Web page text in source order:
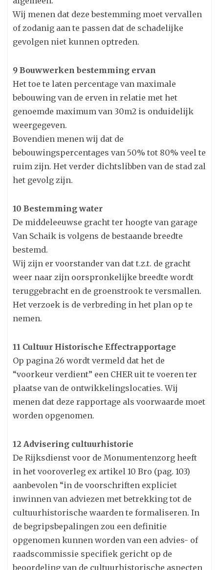
Wij menen dat deze bestemming moet vervallen
of zodanig aan te passen dat de schadelijke
gevolgen niet kunnen optreden.
9 Bouwwerken bestemming ervan
Het toe te laten percentage van maximale
bebouwing van de erven in relatie met het
genoemde maximum van 30m2 is onduidelijk
weergegeven.
Bovendien menen wij dat de
bebouwingspercentages van 50% tot 80% veel te
ruim zijn. Het verder dichtslibben van de stad zal
het gevolg zijn.
10 Bestemming water
De middeleeuwse gracht ter hoogte van garage
Van Schaik is volgens de bestaande breedte
bestemd.
Wij zijn er voorstander van dat t.z.t. de gracht
weer naar zijn oorspronkelijke breedte wordt
teruggebracht en de groenstrook te versmallen.
Het verzoek is de verbreding in het plan op te
nemen.
11 Cultuur Historische Effectrapportage
Op pagina 26 wordt vermeld dat het de
“voorkeur verdient” een CHER uit te voeren ter
plaatse van de ontwikkelingslocaties. Wij
menen dat deze rapportage als voorwaarde moet
worden opgenomen.
12 Advisering cultuurhistorie
De Rijksdienst voor de Monumentenzorg heeft
in het vooroverleg ex artikel 10 Bro (pag. 103)
aanbevolen “in de voorschriften expliciet
inwinnen van adviezen met betrekking tot de
cultuurhistorische waarden te formaliseren. In
de begripsbepalingen zou een definitie
opgenomen kunnen worden van een advies- of
raadscommissie specifiek gericht op de
beoordeling van de cultuurhistorische aspecten